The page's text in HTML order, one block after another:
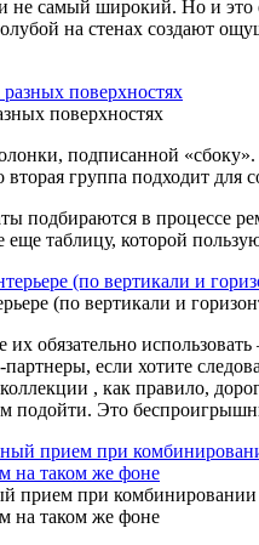
не самый широкий. Но и это
на стенах создают
поверхностях
подписанной
вторая группа подходит
подбираются в процессе
еще таблицу, которой
(по вертикали и
их обязательно
если хотите
, как правило,
подойти. Это
прием при
на таком же фоне